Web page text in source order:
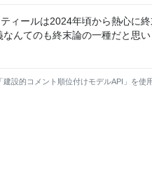
ィールは2024年頃から熱心に
んてのも終末論の一種だと思い
設的コメント順位付けモデルAPI」を使